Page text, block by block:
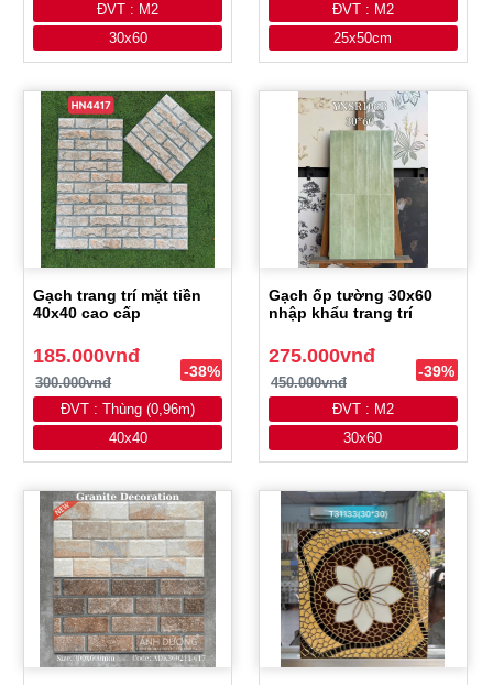
ĐVT : M2
30x60
ĐVT : M2
25x50cm
Gạch trang trí mặt tiền
40x40 cao cấp
185.000vnđ
300.000vnđ
-38%
ĐVT : Thùng (0,96m)
40x40
Gạch ốp tường 30x60
nhập khẩu trang trí
275.000vnđ
450.000vnđ
-39%
ĐVT : M2
30x60